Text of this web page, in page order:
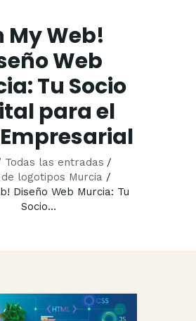
My Web!
Web
Tu Socio
para el
Todas las entradas
de logotipos Murcia
Diseño Web Murcia: Tu
Socio...